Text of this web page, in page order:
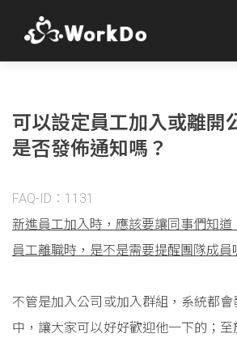
可以設定員工加入或離開
是否發佈通知嗎？
FAQ-ID：1131
新進員工加入時，應該要讓同事們知道
員工離職時，是不是需要提醒團隊成員
不管是加入公司或加入群組，系統都
中，讓大家可以好好歡迎他一下的；